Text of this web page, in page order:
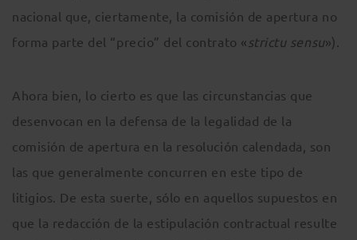
nacional que, ciertamente, la comisión de apertura no
forma parte del “precio” del contrato « strictu sensu»).
Ahora bien, lo cierto es que las circunstancias que
desenvocan en la defensa de la legalidad de la
comisión de apertura en la resolución calendada, son
las que generalmente concurren en este tipo de
litigios. De esta suerte, sólo en aquellos supuestos en
que la redacción de la estipulación contractual resulte